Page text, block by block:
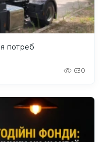
потреб
630